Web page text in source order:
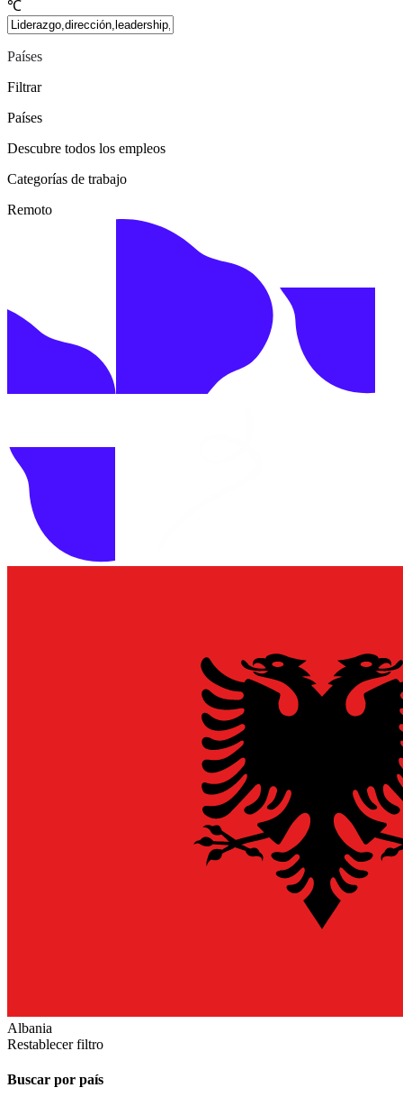
℃
Países
Filtrar
Países
Descubre todos los empleos
Categorías de trabajo
Remoto
Albania
Restablecer filtro
Buscar por país